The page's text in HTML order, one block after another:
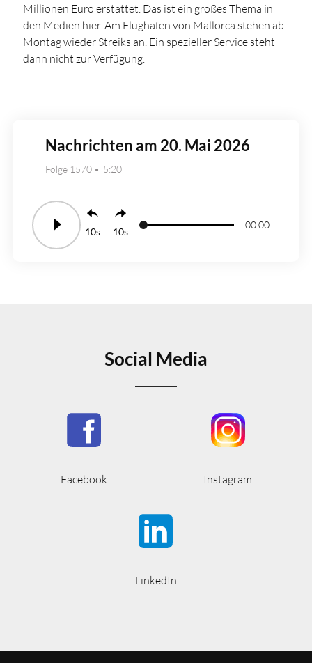
Millionen Euro erstattet. Das ist ein großes Thema in
den Medien hier. Am Flughafen von Mallorca stehen ab
Montag wieder Streiks an. Ein spezieller Service steht
dann nicht zur Verfügung.
Nachrichten am 20. Mai 2026
Folge 1570 5:20
10 10
00:00
Social Media
Facebook Instagram
LinkedIn